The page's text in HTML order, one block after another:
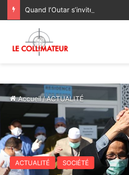
Accueil/ACTUALITÉ
ACTUALITÉ SOCIÉTÉ